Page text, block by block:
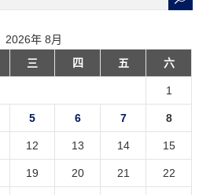
2026年 8月
三 四 五 六
1
5 6 7 8
12 13 14 15
19 20 21 22